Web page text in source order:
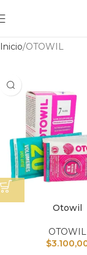
Inicio OTOWIL
Otowil
OTOWIL
$